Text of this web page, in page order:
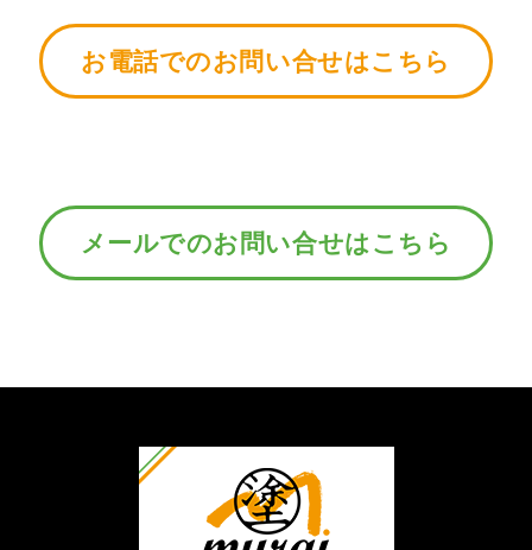
お電話でのお問い合せはこちら
メールでのお問い合せはこちら